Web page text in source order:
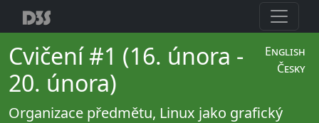
English
Česky
Cvičení #1 (16. února -
20. února)
Organizace předmětu, Linux jako grafický